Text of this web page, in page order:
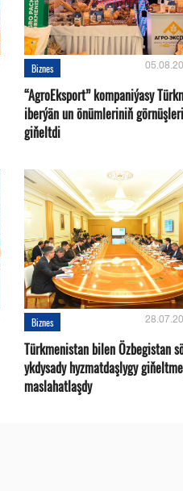
Biznes
“AgroEksport” kompaniýasy
iberýän un önümleriniň
giňeltdi
Biznes
Türkmenistan bilen Özbegistan
ykdysady hyzmatdaşlygy
maslahatlaşdy